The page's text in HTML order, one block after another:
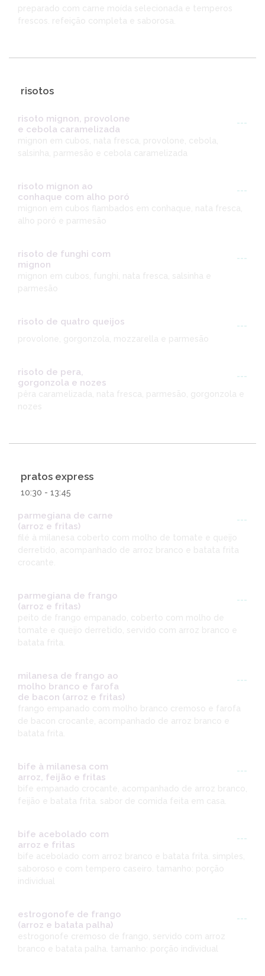
preparado com carne moída selecionada e temperos
frescos. refeição completa e saborosa.
risotos
risoto mignon, provolone
e cebola caramelizada
---
mignon em cubos, nata fresca, provolone, cebola,
salsinha, parmesão e cebola caramelizada
risoto mignon ao
conhaque com alho poró
---
mignon em cubos flambados em conhaque, nata fresca,
risoto de funghi com
mignon
---
mignon em cubos, funghi, nata fresca, salsinha e
risoto de quatro queijos
---
risoto de pera,
gorgonzola e nozes
---
pêra caramelizada, nata fresca, parmesão, gorgonzola e
pratos express
10:30 - 13:45
parmegiana de carne
(arroz e fritas)
---
filé à milanesa coberto com molho de tomate e queijo
derretido, acompanhado de arroz branco e batata frita
crocante.
parmegiana de frango
(arroz e fritas)
---
peito de frango empanado, coberto com molho de
tomate e queijo derretido, servido com arroz branco e
milanesa de frango ao
molho branco e farofa
de bacon (arroz e fritas)
---
frango empanado com molho branco cremoso e farofa
de bacon crocante, acompanhado de arroz branco e
bife à milanesa com
arroz, feijão e fritas
---
bife empanado crocante, acompanhado de arroz branco,
feijão e batata frita. sabor de comida feita em casa.
bife acebolado com
arroz e fritas
---
bife acebolado com arroz branco e batata frita. simples,
saboroso e com tempero caseiro. tamanho: porção
estrogonofe de frango
(arroz e batata palha)
---
estrogonofe cremoso de frango, servido com arroz
branco e batata palha. tamanho: porção individual